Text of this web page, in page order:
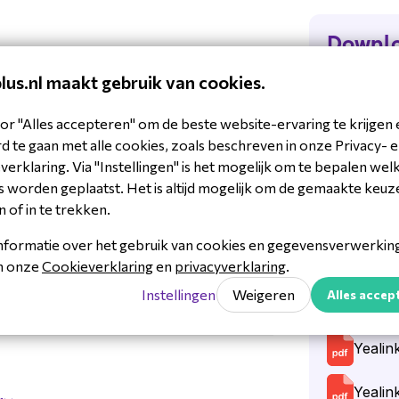
werkdagen op kantoor.
is speciaal ontworpen voor
wat hem ideaal maakt voor
bekend
telefoons,
staan bekend om hun
- 50 °C
- 70 °C
Flyer-
maakt gebruik van cookies.
"Alles accepteren" om de beste website-ervaring te krijgen
te gaan met alle cookies, zoals beschreven in onze Privacy-
Via "Instellingen" is het mogelijk om te bepalen
worden geplaatst. Het is altijd mogelijk om de gemaakte
of in te trekken.
over het gebruik van cookies en
onze Cookieverklaringen privacyverklaring
Instellingen
Weigeren Alles